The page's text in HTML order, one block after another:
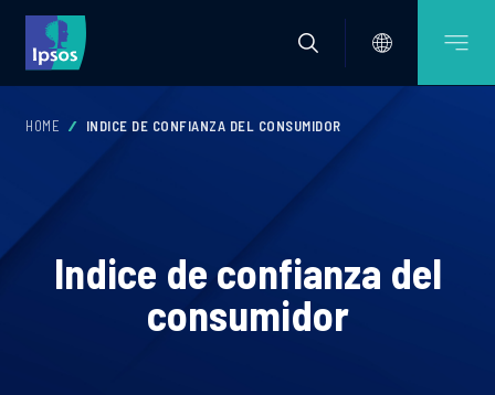
HOME INDICE DE CONFIANZA DEL CONSUMIDOR
Indice de confianza del
consumidor